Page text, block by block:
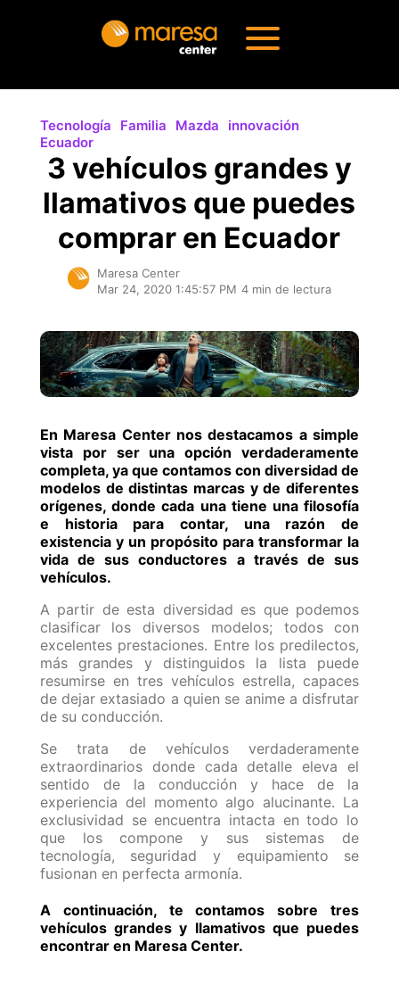
Tecnología Familia Mazda
innovación
Ecuador
3 vehículos grandes y
llamativos que puedes
comprar en Ecuador
Maresa Center
Mar 24, 2020 1:45:57 PM 4 min de lectura
En Maresa Center nos destacamos a simple
vista por ser una opción verdaderamente
completa, ya que contamos con diversidad de
modelos de distintas marcas y de diferentes
orígenes, donde cada una tiene una filosofía
e historia para contar, una razón de
existencia y un propósito para transformar la
vida de sus conductores a través de sus
vehículos.
A partir de esta diversidad es que podemos
clasificar los diversos modelos; todos con
excelentes prestaciones. Entre los predilectos,
más grandes y distinguidos la lista puede
resumirse en tres vehículos estrella, capaces
de dejar extasiado a quien se anime a disfrutar
de su conducción.
Se trata de vehículos verdaderamente
extraordinarios donde cada detalle eleva el
sentido de la conducción y hace de la
experiencia del momento algo alucinante. La
exclusividad se encuentra intacta en todo lo
que los compone y sus sistemas de
tecnología, seguridad y equipamiento se
fusionan en perfecta armonía.
A continuación, te contamos sobre tres
vehículos grandes y llamativos que puedes
encontrar en Maresa Center.